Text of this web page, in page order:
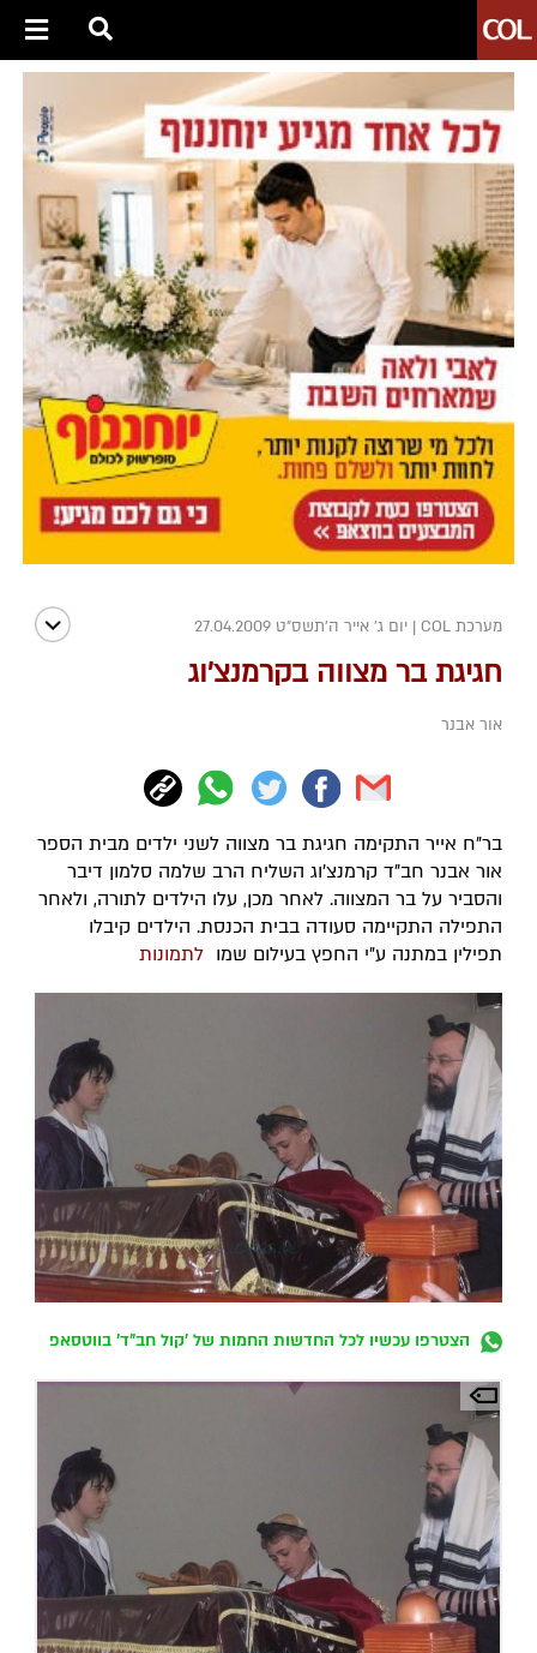
מערכת COL | יום ג' אייר ה׳תשס״ט 27.04.2009
חגיגת בר מצווה בקרמנצ'וג
אור אבנר
בר"ח אייר התקימה חגיגת בר מצווה לשני ילדים מבית הספר
אור אבנר חב"ד קרמנצ'וג השליח הרב שלמה סלמון דיבר
והסביר על בר המצווה. לאחר מכן, עלו הילדים לתורה, ולאחר
התפילה התקיימה סעודה בבית הכנסת. הילדים קיבלו
תפילין במתנה ע"י החפץ בעילום שמו לתמונות
הצטרפו עכשיו לכל החדשות החמות של 'קול חב"ד' בווטסאפ